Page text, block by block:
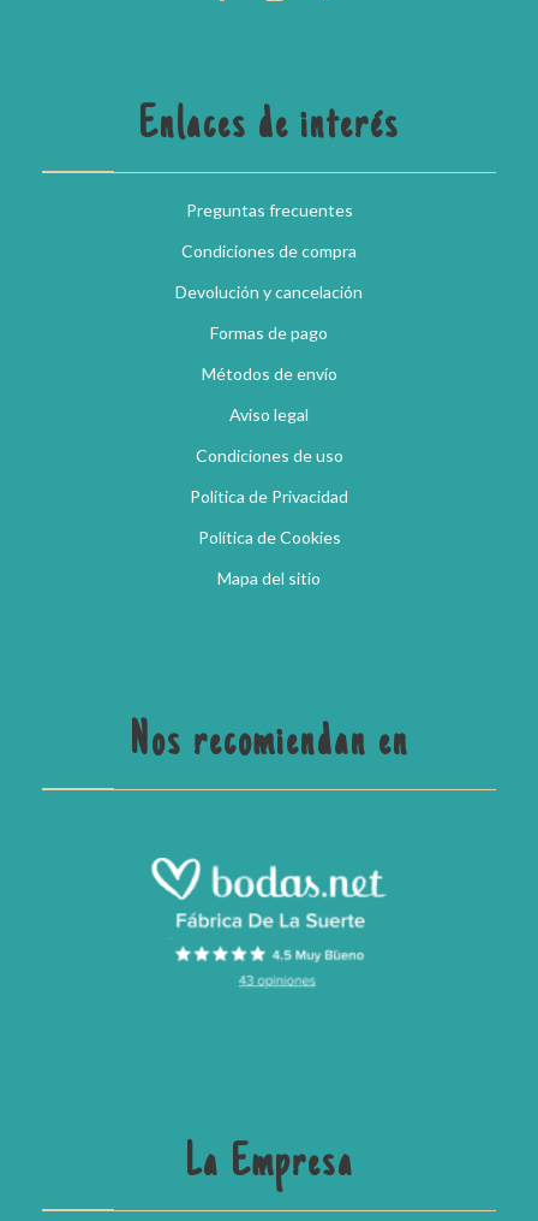
Enlaces de interés
Preguntas frecuentes
Condiciones de compra
Devolución y cancelación
Formas de pago
Métodos de envío
Aviso legal
Condiciones de uso
Política de Privacidad
Política de Cookies
Mapa del sitio
Nos recomiendan en
La Empresa